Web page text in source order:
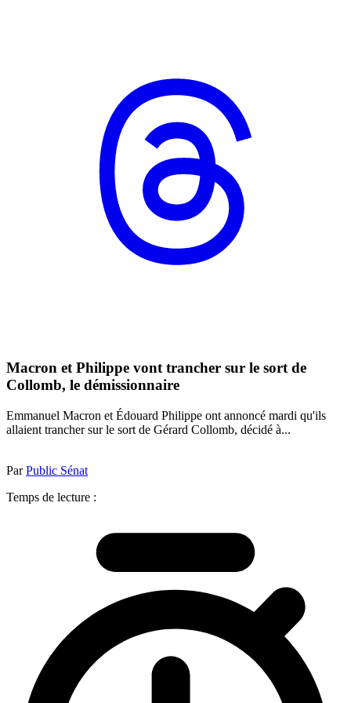
Macron et Philippe vont trancher sur le sort de
Collomb, le démissionnaire
Emmanuel Macron et Édouard Philippe ont annoncé mardi qu'ils
allaient trancher sur le sort de Gérard Collomb, décidé à...
ParPublic Sénat
Temps de lecture :